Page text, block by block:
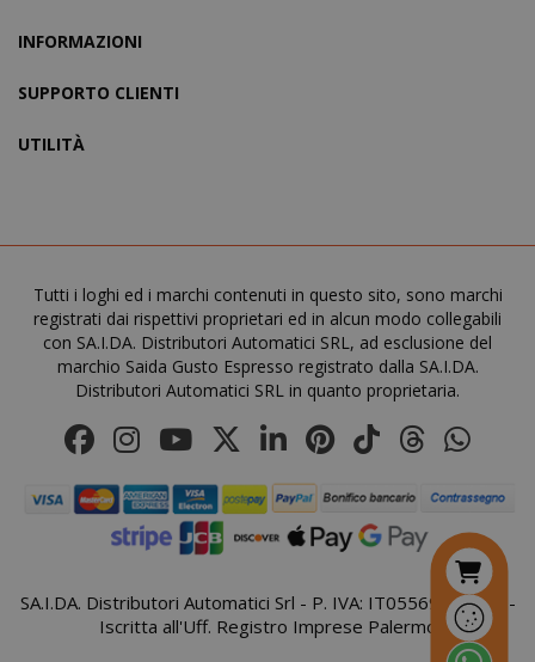
INFORMAZIONI
SUPPORTO CLIENTI
UTILITÀ
Tutti i loghi ed i marchi contenuti in questo sito, sono marchi
registrati dai rispettivi proprietari ed in alcun modo collegabili
con SA.I.DA. Distributori Automatici SRL, ad esclusione del
marchio Saida Gusto Espresso registrato dalla SA.I.DA.
Distributori Automatici SRL in quanto proprietaria.
SA.I.DA. Distributori Automatici Srl - P. IVA: IT05569410821 -
Iscritta all'Uff. Registro Imprese Palermo
mage-cache-sessid Adobe Inc.
mage-cache-storage Adobe Inc.